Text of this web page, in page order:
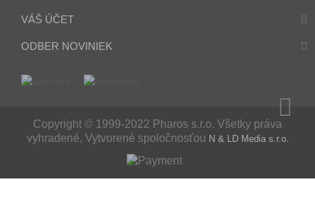
VÁŠ ÚČET
ODBER NOVINIEK
Copyright © 1999-2022 Pharos s.r.o. Všetky práva
vyhradené, Vytvorené spoločnosťou N & LD Media s.r.o.